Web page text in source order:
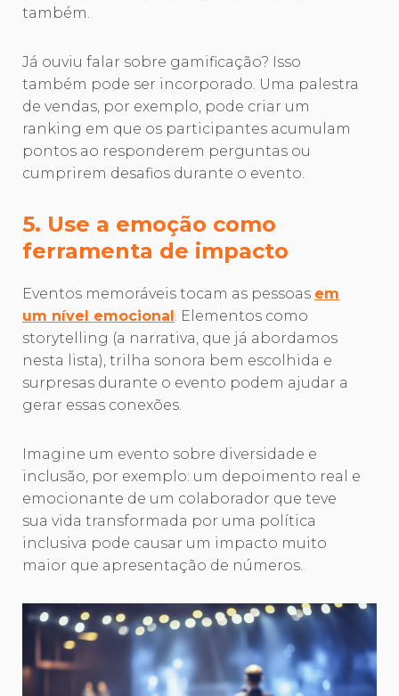
também.
Já ouviu falar sobre gamificação? Isso
também pode ser incorporado. Uma palestra
de vendas, por exemplo, pode criar um
ranking em que os participantes acumulam
pontos ao responderem perguntas ou
cumprirem desafios durante o evento.
5. Use a emoção como
ferramenta de impacto
Eventos memoráveis tocam as pessoas em
um nível emocional. Elementos como
storytelling (a narrativa, que já abordamos
nesta lista), trilha sonora bem escolhida e
surpresas durante o evento podem ajudar a
gerar essas conexões.
Imagine um evento sobre diversidade e
inclusão, por exemplo: um depoimento real e
emocionante de um colaborador que teve
sua vida transformada por uma política
inclusiva pode causar um impacto muito
maior que apresentação de números.